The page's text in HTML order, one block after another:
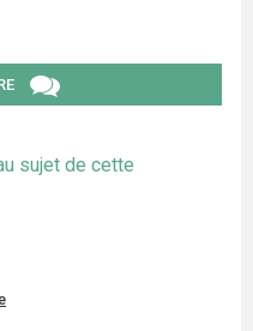
sujet de cette